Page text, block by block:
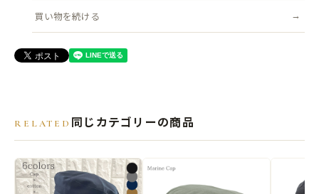
おしゃれも実用性も妥協したくないあなたに。
ツバ：約6.5cm
●素材
本体：ナイロン 100%
買い物を続ける
RELATED 同じカテゴリーの商品